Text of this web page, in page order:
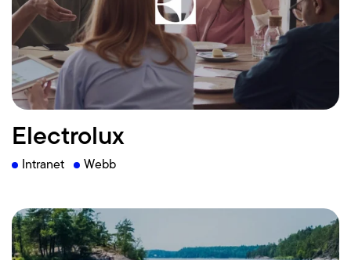
Electrolux
Intranet Webb